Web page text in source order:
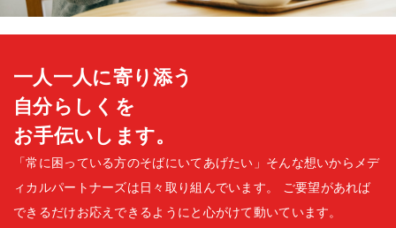
一人一人に寄り添う
自分らしくを
お手伝いします。
「常に困っている方のそばにいてあげたい」そんな想いからメデ
ィカルパートナーズは日々取り組んでいます。
ご要望があれば
できるだけお応えできるようにと心がけて動いています。